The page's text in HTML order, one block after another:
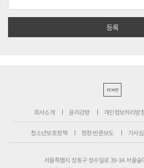
PC버전
회사소개 윤리강령 개인정보처리방
청소년보호정책 정정·반론보도 기사
서울특별시 성동구 성수일로 39-34 서울